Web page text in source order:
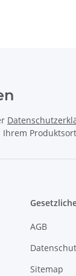
AGB
Sitemap